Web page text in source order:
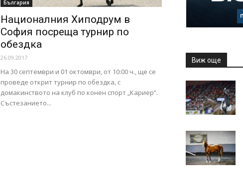
България
Националния Хиподрум в
София посреща турнир по
обездка
26.09.2017
На 30 септември и 01 октомври, от 10:00 ч., ще се
проведе открит турнир по обездка, с
домакинството на клуб по конен спорт „Кариер“.
Състезанието...
Виж още